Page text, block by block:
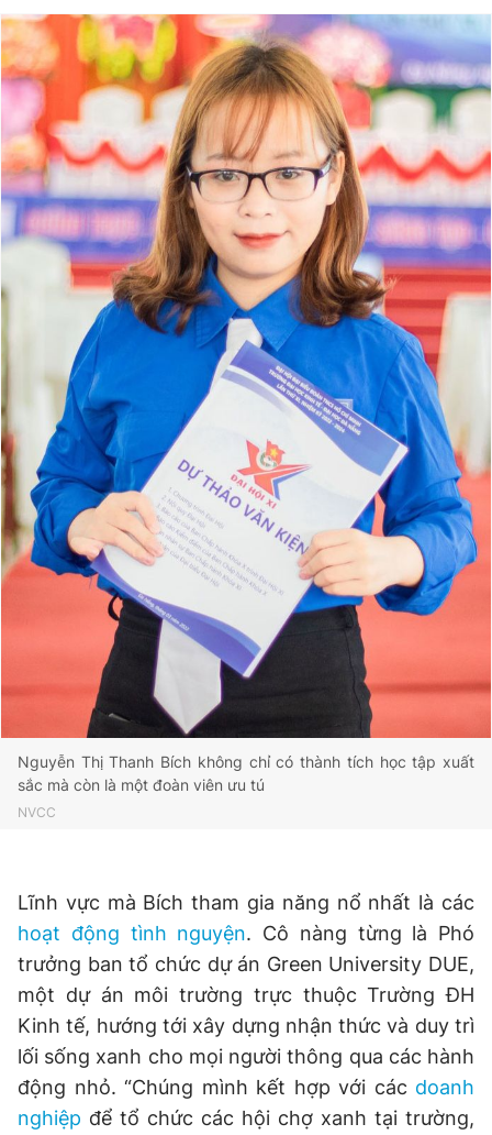
Nguyễn Thị Thanh Bích không chỉ có thành tích học tập xuất
sắc mà còn là một đoàn viên ưu tú
NVCC
Lĩnh vực mà Bích tham gia năng nổ nhất là các
hoạt động tình nguyện. Cô nàng từng là Phó
trưởng ban tổ chức dự án Green University DUE,
một dự án môi trường trực thuộc Trường ĐH
Kinh tế, hướng tới xây dựng nhận thức và duy trì
lối sống xanh cho mọi người thông qua các hành
động nhỏ. “Chúng mình kết hợp với các doanh
nghiệp để tổ chức các hội chợ xanh tại trường,